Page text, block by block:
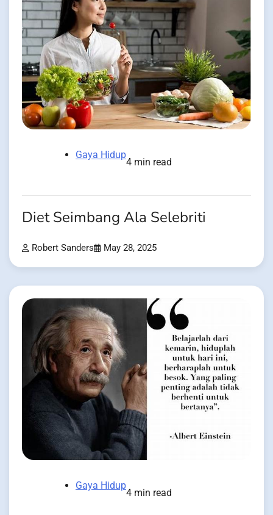
Gaya Hidup
4 min read
Diet Seimbang Ala Selebriti
Robert Sanders May 28, 2025
Gaya Hidup
4 min read